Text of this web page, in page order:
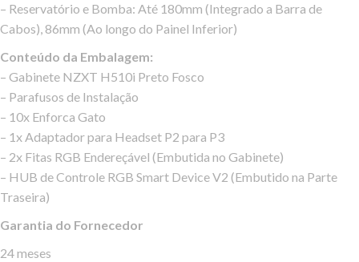
– Reservatório e Bomba: Até 180mm (Integrado a Barra de
Cabos), 86mm (Ao longo do Painel Inferior)
Conteúdo da Embalagem:
– Gabinete NZXT H510i Preto Fosco
– Parafusos de Instalação
– 10x Enforca Gato
– 1x Adaptador para Headset P2 para P3
– 2x Fitas RGB Endereçável (Embutida no Gabinete)
– HUB de Controle RGB Smart Device V2 (Embutido na Parte
Traseira)
Garantia do Fornecedor
24 meses